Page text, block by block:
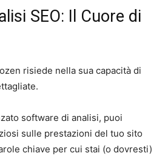
SEO: Il Cuore di
risiede nella sua capacità di
software di analisi, puoi
sulle prestazioni del tuo sito
chiave per cui stai (o dovresti)